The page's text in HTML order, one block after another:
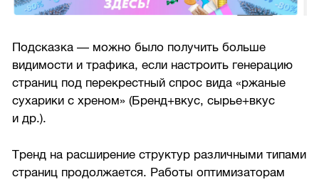
Подсказка — можно было получить больше
видимости и трафика, если настроить генерацию
страниц под перекрестный спрос вида «ржаные
сухарики с хреном» (Бренд+вкус, сырье+вкус
и др.).
Тренд на расширение структур различными типами
страниц продолжается. Работы оптимизаторам